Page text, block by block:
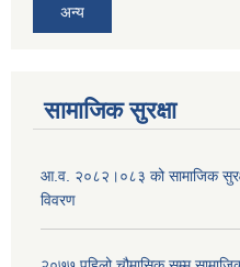
अन्य
सामाजिक सुरक्षा
आ.व. २०८२।०८३ को सामाजिक
विवरण